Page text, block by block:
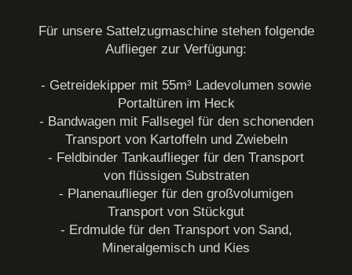
Für unsere Sattelzugmaschine stehen folgende
Auflieger zur Verfügung:
- Getreidekipper mit 55m³ Ladevolumen sowie
Portaltüren im Heck
- Bandwagen mit Fallsegel für den schonenden
Transport von Kartoffeln und Zwiebeln
- Feldbinder Tankauflieger für den Transport
von flüssigen Substraten
- Planenauflieger für den großvolumigen
Transport von Stückgut
- Erdmulde für den Transport von Sand,
Mineralgemisch und Kies